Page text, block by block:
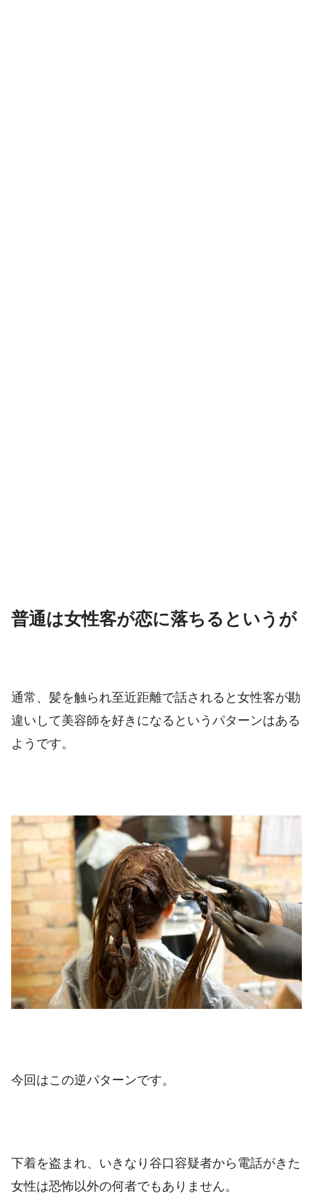
普通は女性客が恋に落ちるというが
通常、髪を触られ至近距離で話されると女性客が勘
違いして美容師を好きになるというパターンはある
ようです。
今回はこの逆パターンです。
下着を盗まれ、いきなり谷口容疑者から電話がきた
女性は恐怖以外の何者でもありません。